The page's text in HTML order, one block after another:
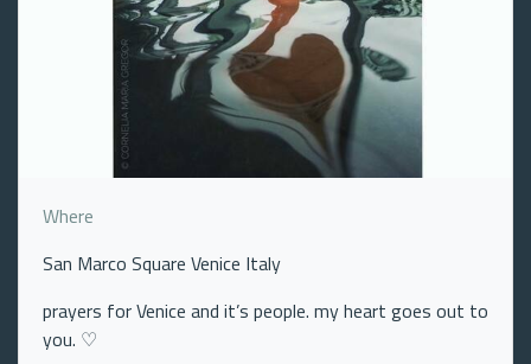
Where
San Marco Square Venice Italy
prayers for Venice and it’s people. my heart goes out to
you. ♡